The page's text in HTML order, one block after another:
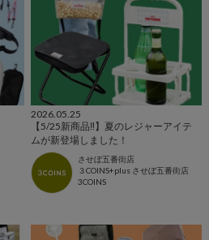
2026.05.25
【5/25新商品‼️】夏のレジャーアイテ
ムが新登場しました！
させぼ五番街店
３COINS+plus させぼ五番街店
3COINS